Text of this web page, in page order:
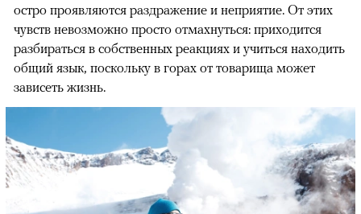
остро проявляются раздражение и неприятие. От этих
чувств невозможно просто отмахнуться: приходится
разбираться в собственных реакциях и учиться находить
общий язык, поскольку в горах от товарища может
зависеть жизнь.